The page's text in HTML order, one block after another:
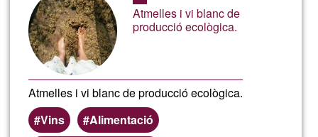
Atmelles i vi blanc de
producció ecològica.
Atmelles i vi blanc de producció ecològica.
Vins
Alimentació